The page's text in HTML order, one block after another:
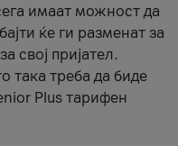
имаат можност да
ќе ги разменат за
свој пријател.
така треба да биде
Plus тарифен